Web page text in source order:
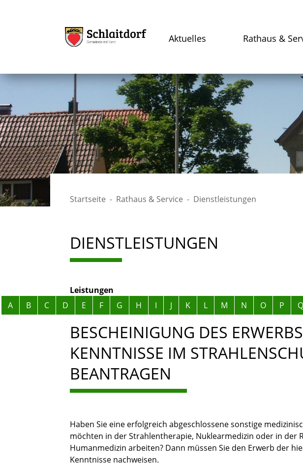
Aktuelles Rathaus &
Startseite Rathaus & Service Dienstleistungen
DIENSTLEISTUNGEN
Leistungen
Alphabetisches Register überspringen
A B C D E F G H I J K L M N O P Q
BESCHEINIGUNG DES
KENNTNISSE IM
BEANTRAGEN
Haben Sie eine erfolgreich abgeschlossene sonstige
möchten in der Strahlentherapie, Nuklearmedizin oder in der
Humanmedizin arbeiten? Dann müssen Sie den Erwerb der
Kenntnisse nachweisen.